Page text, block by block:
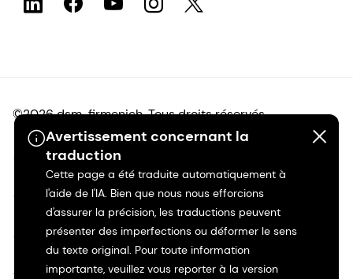
Avertissement concernant la
traduction
Cette page a été traduite automatiquement à
l'aide de l'IA. Bien que nous nous efforcions
d'assurer la précision, les traductions peuvent
présenter des imperfections ou déformer le sens
du texte original. Pour toute information
importante, veuillez vous reporter à la version
©2026 dsm-firmenich. Tous droits réservés.
Avis de confidentialité
Conditions d'utilisation
Conditions d'utilisation